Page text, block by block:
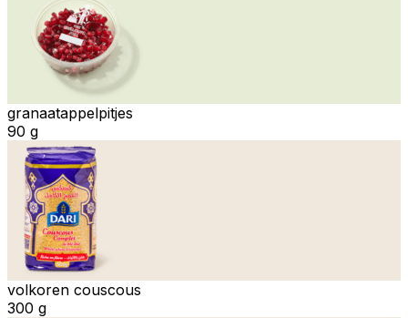
granaatappelpitjes
90 g
volkoren couscous
300 g